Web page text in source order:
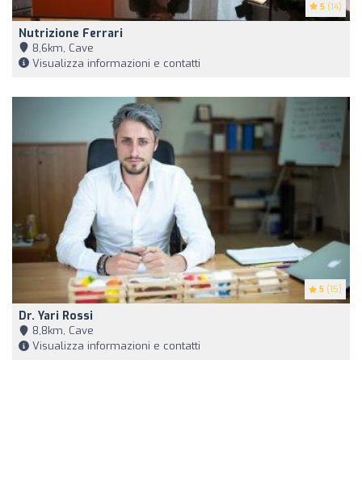
5 (14)
Nutrizione Ferrari
8,6km, Cave
Visualizza informazioni e contatti
5 (15)
Dr. Yari Rossi
8,8km, Cave
Visualizza informazioni e contatti